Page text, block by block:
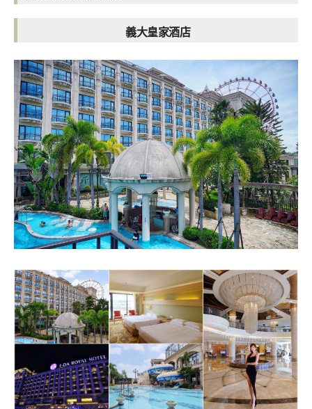
義大皇家酒店